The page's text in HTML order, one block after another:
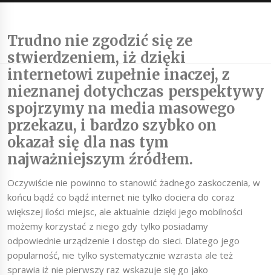
Trudno nie zgodzić się ze
stwierdzeniem, iż dzięki
internetowi zupełnie inaczej, z
nieznanej dotychczas perspektywy
spojrzymy na media masowego
przekazu, i bardzo szybko on
okazał się dla nas tym
najważniejszym źródłem.
Oczywiście nie powinno to stanowić żadnego zaskoczenia, w
końcu bądź co bądź internet nie tylko dociera do coraz
większej ilości miejsc, ale aktualnie dzięki jego mobilności
możemy korzystać z niego gdy tylko posiadamy
odpowiednie urządzenie i dostęp do sieci. Dlatego jego
popularność, nie tylko systematycznie wzrasta ale też
sprawia iż nie pierwszy raz wskazuje się go jako